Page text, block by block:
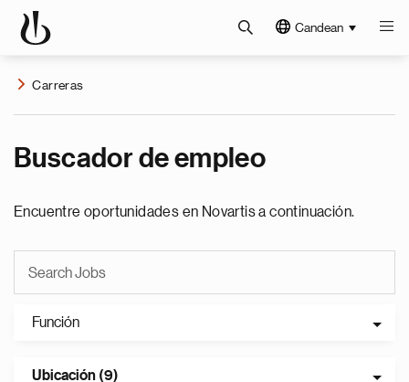
Candean
Carreras
Buscador de empleo
Encuentre oportunidades en Novartis a continuación.
Función
Ubicación (9)